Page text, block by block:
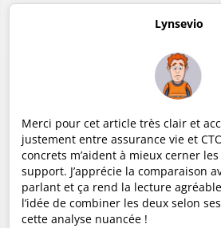
Lynsevio
Merci pour cet article très clair et
justement entre assurance vie et
concrets m’aident à mieux cerner
support. J’apprécie la comparaison
parlant et ça rend la lecture
l’idée de combiner les deux selon
cette analyse nuancée !